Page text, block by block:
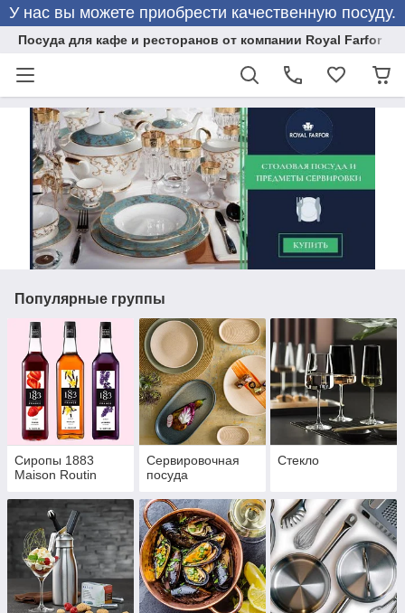
У нас вы можете приобрести качественную посуду.
Посуда для кафе и ресторанов от компании Royal Farfor
Популярные группы
Сиропы 1883
Maison Routin
Сервировочная
посуда
Стекло